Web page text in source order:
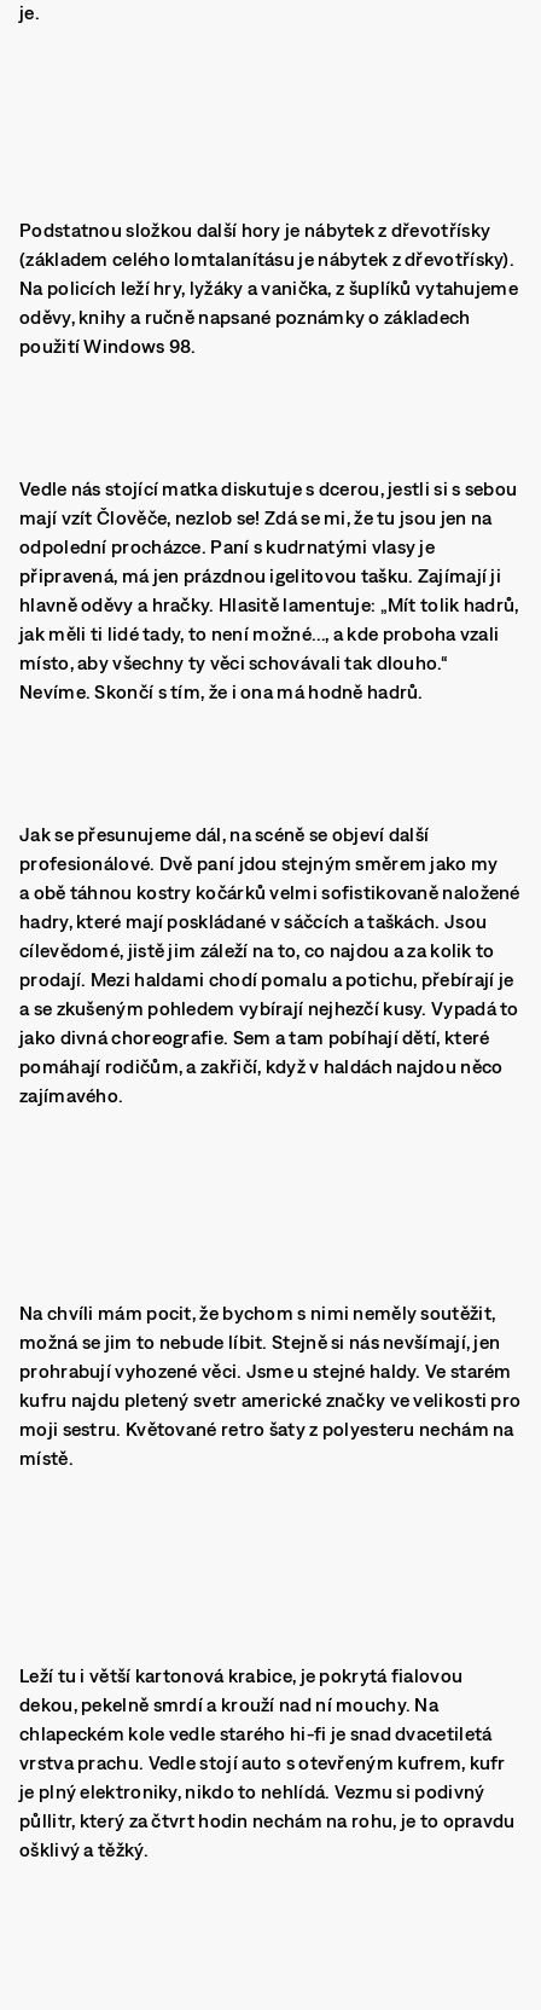
je.
Podstatnou složkou další hory je nábytek z dřevotřísky
(základem celého lomtalanításu je nábytek z dřevotřísky).
Na policích leží hry, lyžáky a vanička, z šuplíků vytahujeme
oděvy, knihy a ručně napsané poznámky o základech
použití Windows 98.
Vedle nás stojící matka diskutuje s dcerou, jestli si s sebou
mají vzít Člověče, nezlob se! Zdá se mi, že tu jsou jen na
odpolední procházce. Paní s kudrnatými vlasy je
připravená, má jen prázdnou igelitovou tašku. Zajímají ji
hlavně oděvy a hračky. Hlasitě lamentuje: „Mít tolik hadrů,
jak měli ti lidé tady, to není možné…, a kde proboha vzali
místo, aby všechny ty věci schovávali tak dlouho.“
Nevíme. Skončí s tím, že i ona má hodně hadrů.
Jak se přesunujeme dál, na scéně se objeví další
profesionálové. Dvě paní jdou stejným směrem jako my
a obě táhnou kostry kočárků velmi sofistikovaně naložené
hadry, které mají poskládané v sáčcích a taškách. Jsou
cílevědomé, jistě jim záleží na to, co najdou a za kolik to
prodají. Mezi haldami chodí pomalu a potichu, přebírají je
a se zkušeným pohledem vybírají nejhezčí kusy. Vypadá to
jako divná choreografie. Sem a tam pobíhají dětí, které
pomáhají rodičům, a zakřičí, když v haldách najdou něco
zajímavého.
Na chvíli mám pocit, že bychom s nimi neměly soutěžit,
možná se jim to nebude líbit. Stejně si nás nevšímají, jen
prohrabují vyhozené věci. Jsme u stejné haldy. Ve starém
kufru najdu pletený svetr americké značky ve velikosti pro
moji sestru. Květované retro šaty z polyesteru nechám na
místě.
Leží tu i větší kartonová krabice, je pokrytá fialovou
dekou, pekelně smrdí a krouží nad ní mouchy. Na
chlapeckém kole vedle starého hi-fi je snad dvacetiletá
vrstva prachu. Vedle stojí auto s otevřeným kufrem, kufr
je plný elektroniky, nikdo to nehlídá. Vezmu si podivný
půllitr, který za čtvrt hodin nechám na rohu, je to opravdu
ošklivý a těžký.